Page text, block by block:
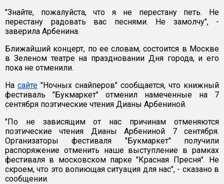
"Знайте, пожалуйста, что я не перестану петь. Не
перестану радовать вас песнями. Не замолчу", -
заверила Арбенина.
Ближайший концерт, по ее словам, состоится в Москве
в Зеленом театре на праздновании Дня города, и его
пока не отменили.
На сайте "Ночных снайперов" сообщается, что книжный
фестиваль "Букмаркет" отменил намеченные на 7
сентября поэтические чтения Дианы Арбениной.
"По не зависящим от нас причинам отменяются
поэтические чтения Дианы Арбениной 7 сентября.
Организаторы фестиваля "Букмаркет" получили
распоряжение отменить наше выступление в рамках
фестиваля в московском парке "Красная Пресня". Не
скроем, что это вопиющая ситуация для нас", - сказано в
сообщении.